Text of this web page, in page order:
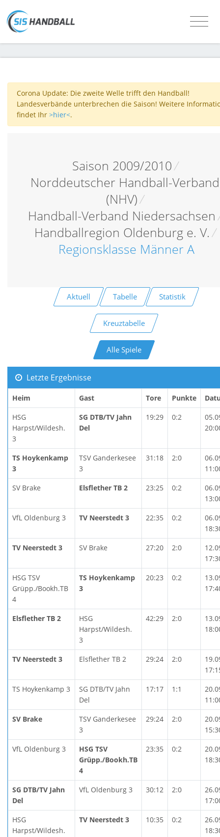
Corona Update: Die zweite Welle trifft den Handball!
Landesverbände unterbrechen die Saison! Weitere
findet Ihr >hier<.
Saison 2009/2010/
Norddeutscher Handball-Verband
(NHV)/
Handball-Verband Niedersachsen
Handballregion Oldenburg e. V./
Regionsklasse Männer A
Aktuell Tabelle Statistik
Kreuztabelle
Alle Spiele
Letzte Ergebnisse
Heim Gast Tore Punkte
HSG
Harpst/Wildesh.
3
SG DTB/TV Jahn
Del
19:29 0:2
TS Hoykenkamp
3
TSV Ganderkesee
3
31:18 2:0
SV Brake Elsflether TB 2 23:25 0:2
VfL Oldenburg 3 TV Neerstedt 3 22:35 0:2
TV Neerstedt 3 SV Brake 27:20 2:0
HSG TSV
Grüpp./Bookh.TB
4
TS Hoykenkamp
3
20:23 0:2
Elsflether TB 2
HSG
Harpst/Wildesh.
3
42:29 2:0
TV Neerstedt 3 Elsflether TB 2 29:24 2:0
TS Hoykenkamp 3
SG DTB/TV Jahn
Del
17:17 1:1
SV Brake
TSV Ganderkesee
3
29:24 2:0
VfL Oldenburg 3
HSG TSV
Grüpp./Bookh.TB
4
23:35 0:2
SG DTB/TV Jahn
Del
VfL Oldenburg 3 30:12 2:0
HSG
Harpst/Wildesh.
TV Neerstedt 3 10:35 0:2